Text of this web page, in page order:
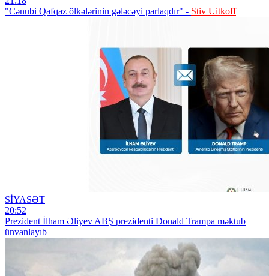
"Cənubi Qafqaz ölkələrinin gələcəyi parlaqdır" - Stiv Uitkoff
SİYASƏT
20:52
Prezident İlham Əliyev ABŞ prezidenti Donald Trampa məktub
ünvanlayıb